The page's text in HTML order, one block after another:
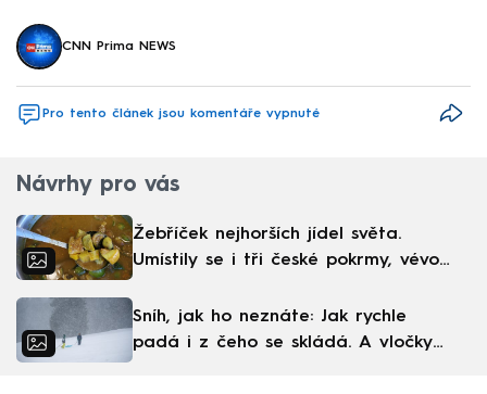
CNN Prima NEWS
Pro tento článek jsou komentáře vypnuté
Návrhy pro vás
Žebříček nejhorších jídel světa.
Umístily se i tři české pokrmy, vévodí
Sníh, jak ho neznáte: Jak rychle
padá i z čeho se skládá. A vločky